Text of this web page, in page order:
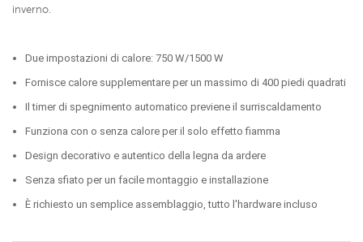
inverno.
Due impostazioni di calore: 750 W/1500 W
Fornisce calore supplementare per un massimo di 400 piedi quadrati
Il timer di spegnimento automatico previene il surriscaldamento
Funziona con o senza calore per il solo effetto fiamma
Design decorativo e autentico della legna da ardere
Senza sfiato per un facile montaggio e installazione
È richiesto un semplice assemblaggio, tutto l'hardware incluso